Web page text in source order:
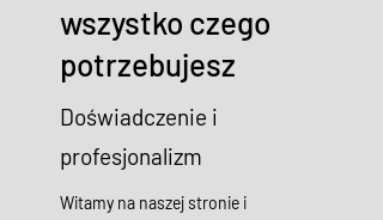
wszystko czego
potrzebujesz
Doświadczenie i
profesjonalizm
Witamy na naszej stronie i